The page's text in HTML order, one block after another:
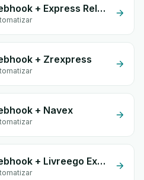
Custom Webhook + Express Relais
+ Zrexpress
+ Navex
Custom Webhook + Livreego Expresse